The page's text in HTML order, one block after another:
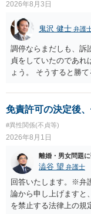
るのであれば十分かと
2026年8月3日
鬼沢 健士 弁護
調停ならまだしも、訴
貞をしていたのであれ
ょう。 そうすると勝
免責許可の決定後
#異性関係(不貞等)
2026年8月1日
離婚・男女問題
澁谷 望 弁護士
回答いたします。※弁
論から申し上げますと
を禁止する法律上の規